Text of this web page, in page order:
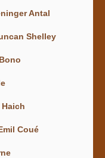
Antal
Shelley
Coué